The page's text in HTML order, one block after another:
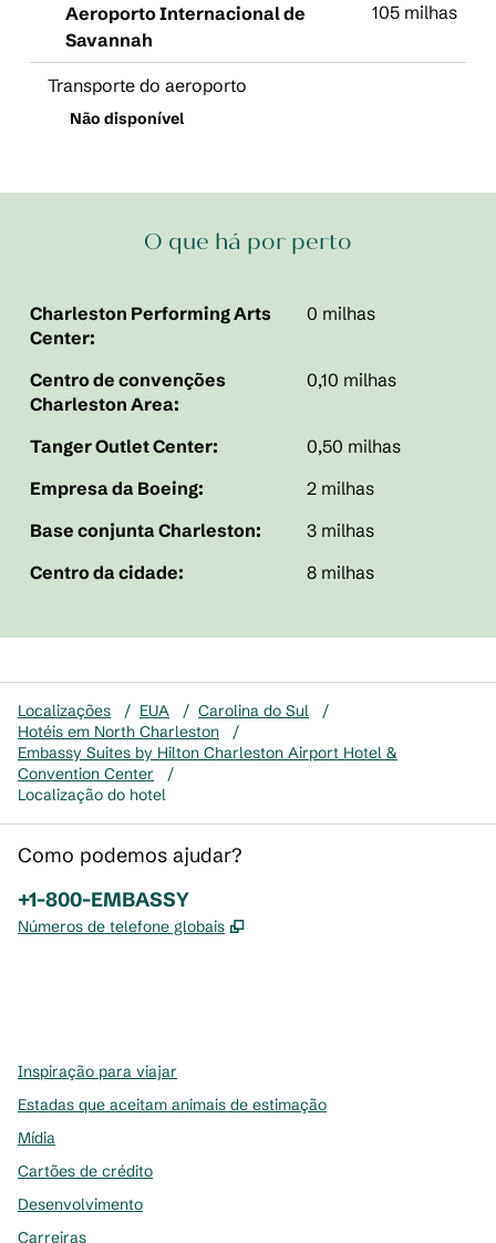
Aeroporto Internacional de
Savannah
105 milhas
Transporte do aeroporto
Não disponível
O que há por perto
Charleston Performing Arts
Center:
0 milhas
Centro de convenções
Charleston Area:
0,10 milhas
Tanger Outlet Center:
0,50 milhas
Empresa da Boeing:
2 milhas
Base conjunta Charleston:
3 milhas
Centro da cidade:
8 milhas
Localizações / EUA / Carolina do Sul
/
Hotéis em North Charleston
/
Embassy Suites by Hilton Charleston Airport Hotel &
Convention Center
/
Localização do hotel
Como podemos ajudar?
Telefone:
+1-800-EMBASSY
Números de telefone globais ,
Inspiração para viajar
Estadas que aceitam animais de estimação
Mídia
Cartões de crédito
Desenvolvimento
Carreiras